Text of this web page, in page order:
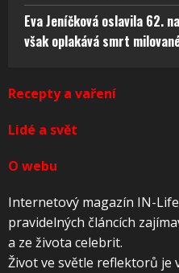
Eva Jeníčková oslavila 62.
však oplakává smrt
Recepty a vaření
Lidé a svět
O webu
Internetový magazín IN-
pravidelných článcích
a ze života celebrit.
Život ve světle reflektorů je